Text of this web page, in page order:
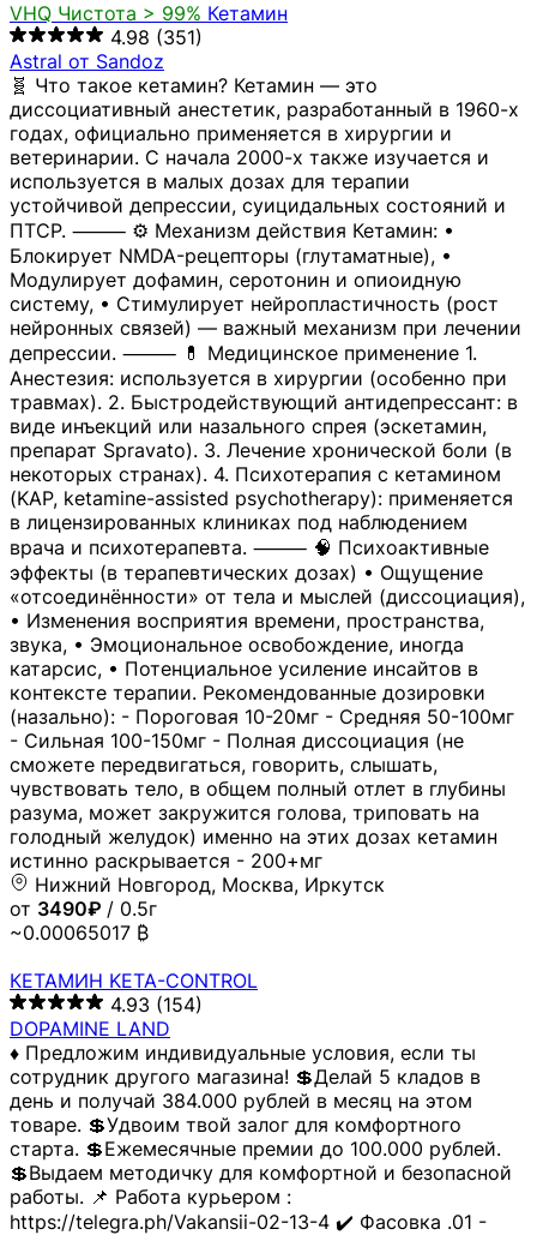
VHQ Чистота > 99% Кетамин
4.98 (351)
Astral от Sandoz
🧬 Что такое кетамин? Кетамин — это
диссоциативный анестетик, разработанный в 1960-х
годах, официально применяется в хирургии и
ветеринарии. С начала 2000-х также изучается и
используется в малых дозах для терапии
устойчивой депрессии, суицидальных состояний и
ПТСР. ⸻ ⚙️ Механизм действия Кетамин: •
Блокирует NMDA-рецепторы (глутаматные), •
Модулирует дофамин, серотонин и опиоидную
систему, • Стимулирует нейропластичность (рост
нейронных связей) — важный механизм при лечении
депрессии. ⸻ 💊 Медицинское применение 1.
Анестезия: используется в хирургии (особенно при
травмах). 2. Быстродействующий антидепрессант: в
виде инъекций или назального спрея (эскетамин,
препарат Spravato). 3. Лечение хронической боли (в
некоторых странах). 4. Психотерапия с кетамином
(KAP, ketamine-assisted psychotherapy): применяется
в лицензированных клиниках под наблюдением
врача и психотерапевта. ⸻ 🧠 Психоактивные
эффекты (в терапевтических дозах) • Ощущение
«отсоединённости» от тела и мыслей (диссоциация),
• Изменения восприятия времени, пространства,
звука, • Эмоциональное освобождение, иногда
катарсис, • Потенциальное усиление инсайтов в
контексте терапии. Рекомендованные дозировки
(назально): - Пороговая 10-20мг - Средняя 50-100мг
- Сильная 100-150мг - Полная диссоциация (не
сможете передвигаться, говорить, слышать,
чувствовать тело, в общем полный отлет в глубины
разума, может закружится голова, триповать на
голодный желудок) именно на этих дозах кетамин
истинно раскрывается - 200+мг
Нижний Новгород, Москва, Иркутск
от 3490₽ / 0.5г
~0.00065017 ₿
КЕТАМИН KETA-CONTROL
4.93 (154)
DOPAMINE LAND
♦️ Предложим индивидуальные условия, если ты
сотрудник другого магазина! 💲Делай 5 кладов в
день и получай 384.000 рублей в месяц на этом
товаре. 💲Удвоим твой залог для комфортного
старта. 💲Ежемесячные премии до 100.000 рублей.
💲Выдаем методичку для комфортной и безопасной
работы. 📌 Работа курьером :
https://telegra.ph/Vakansii-02-13-4 ✔️ Фасовка .01 -